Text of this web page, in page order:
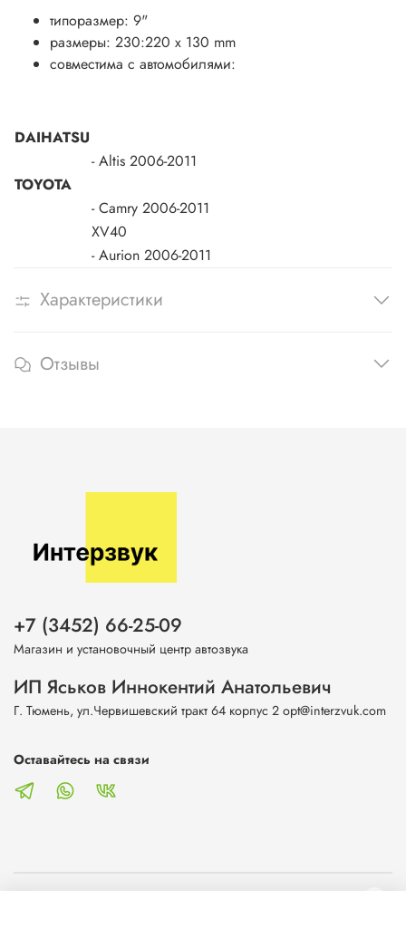
типоразмер: 9"
размеры: 230:220 x 130 mm
совместима с автомобилями:
DAIHATSU
- Altis 2006-2011
TOYOTA
- Camry 2006-2011
XV40
- Aurion 2006-2011
Характеристики
Отзывы
+7 (3452) 66-25-09
Магазин и установочный центр автозвука
ИП Яськов Иннокентий Анатольевич
Г. Тюмень, ул.Червишевский тракт 64 корпус 2 opt@interzvuk.com
Оставайтесь на связи